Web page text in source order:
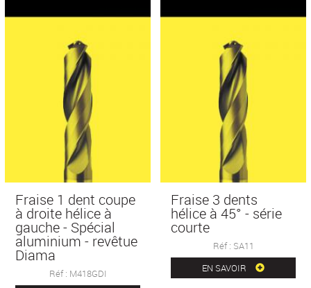
Fraise 1 dent coupe
à droite hélice à
gauche - Spécial
aluminium - revêtue
Diama
Réf : M418GDI
Fraise 3 dents
hélice à 45° - série
courte
Réf : SA11
EN SAVOIR